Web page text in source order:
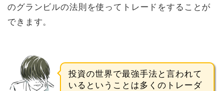
のグランビルの法則を使ってトレードをすることが
できます。
投資の世界で最強手法と言われて
いるということは多くのトレーダ